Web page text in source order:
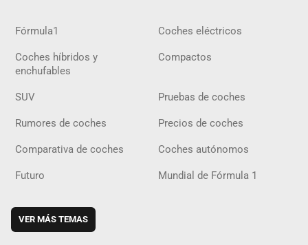
Fórmula1 Coches eléctricos
Coches híbridos y
enchufables
Compactos
SUV Pruebas de coches
Rumores de coches Precios de coches
Comparativa de coches Coches autónomos
Futuro Mundial de Fórmula 1
VER MÁS TEMAS